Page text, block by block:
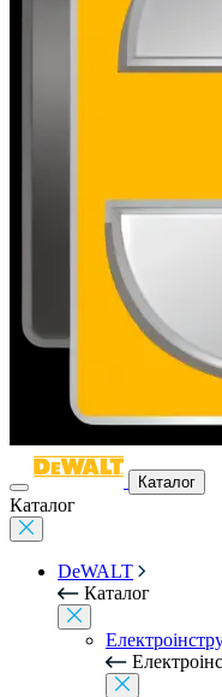
Каталог
Каталог
DeWALT
Каталог